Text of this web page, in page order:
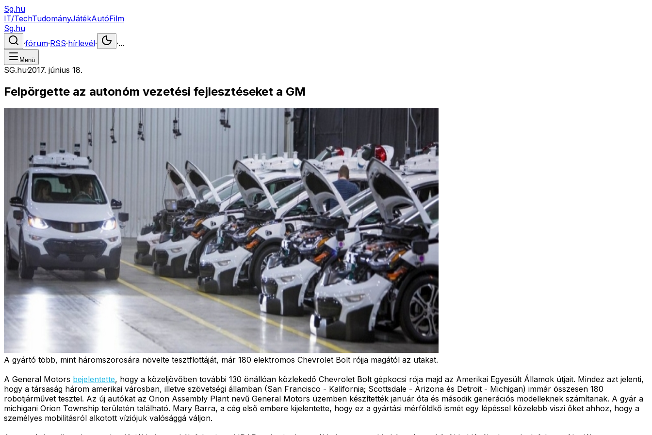
Sg.hu
IT/TechTudományJátékAutóFilm
Sg.hu
·fórum·RSS·hírlevél· ·...
Menü
SG.hu·2017. június 18.
Felpörgette az autonóm vezetési fejlesztéseket a GM
A gyártó több, mint háromszorosára növelte tesztflottáját, már 180 elektromos Chevrolet Bolt rójja magától az utakat.
A General Motors bejelentette, hogy a közeljövőben további 130 önállóan közlekedő Chevrolet Bolt gépkocsi rója majd az Amerikai Egyesült Államok útjait. Mindez azt jelenti,
hogy a társaság három amerikai városban, illetve szövetségi államban (San Francisco - Kalifornia; Scottsdale - Arizona és Detroit - Michigan) immár összesen 180
robotjárművet tesztel. Az új autókat az Orion Assembly Plant nevű General Motors üzemben készítették január óta és második generációs modelleknek számítanak. A gyár a
michigani Orion Township területén található. Mary Barra, a cég első embere kijelentette, hogy ez a gyártási mérföldkő ismét egy lépéssel közelebb viszi őket ahhoz, hogy a
személyes mobilitásról alkotott víziójuk valósággá váljon.